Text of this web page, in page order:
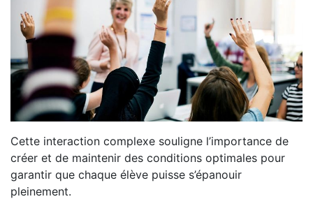
Cette interaction complexe souligne l’importance de
créer et de maintenir des conditions optimales pour
garantir que chaque élève puisse s’épanouir
pleinement.